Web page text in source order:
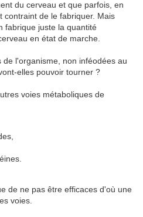
du cerveau et que parfois, en
contraint de le fabriquer. Mais
fabrique juste la quantité
en état de marche.
l'organisme, non inféodées au
elles pouvoir tourner ?
voies métaboliques de
de ne pas être efficaces d'où une
voies.